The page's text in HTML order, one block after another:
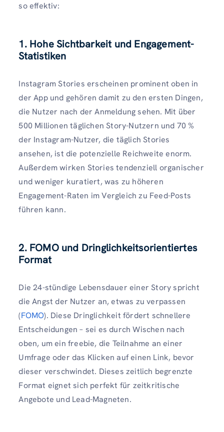
so effektiv:
1. Hohe Sichtbarkeit und Engagement-
Statistiken
Instagram Stories erscheinen prominent oben in
der App und gehören damit zu den ersten Dingen,
die Nutzer nach der Anmeldung sehen. Mit über
500 Millionen täglichen Story-Nutzern und 70 %
der Instagram-Nutzer, die täglich Stories
ansehen, ist die potenzielle Reichweite enorm.
Außerdem wirken Stories tendenziell organischer
und weniger kuratiert, was zu höheren
Engagement-Raten im Vergleich zu Feed-Posts
führen kann.
2. FOMO und Dringlichkeitsorientiertes
Format
Die 24-stündige Lebensdauer einer Story spricht
die Angst der Nutzer an, etwas zu verpassen
(FOMO). Diese Dringlichkeit fördert schnellere
Entscheidungen – sei es durch Wischen nach
oben, um ein freebie, die Teilnahme an einer
Umfrage oder das Klicken auf einen Link, bevor
dieser verschwindet. Dieses zeitlich begrenzte
Format eignet sich perfekt für zeitkritische
Angebote und Lead-Magneten.